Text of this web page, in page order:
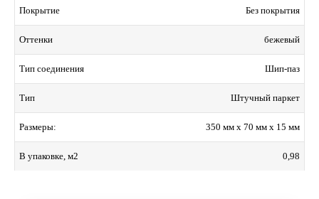
Покрытие Без покрытия
Оттенки бежевый
Тип соединения Шип-паз
Тип Штучный паркет
Размеры: 350 мм x 70 мм x 15 мм
В упаковке, м2 0,98